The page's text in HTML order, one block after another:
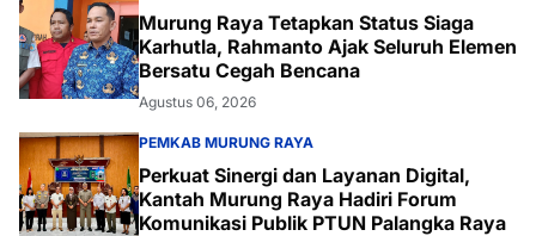
Murung Raya Tetapkan Status Siaga
Karhutla, Rahmanto Ajak Seluruh Elemen
Bersatu Cegah Bencana
Agustus 06, 2026
PEMKAB MURUNG RAYA
Perkuat Sinergi dan Layanan Digital,
Kantah Murung Raya Hadiri Forum
Komunikasi Publik PTUN Palangka Raya